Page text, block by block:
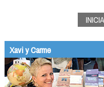
Xavi y Carme